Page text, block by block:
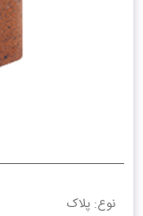
نوع: پلاک